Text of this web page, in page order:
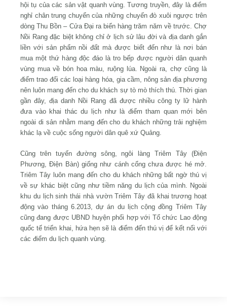
hội tụ của các sản vật quanh vùng. Tương truyền, đây là điểm
nghỉ chân trung chuyển của những chuyến đò xuôi ngược trên
dòng Thu Bồn – Cửa Đại ra biển hàng trăm năm về trước. Chợ
Nồi Rang đặc biệt không chỉ ở lịch sử lâu đời và địa danh gắn
liền với sản phẩm nồi đất mà được biết đến như là nơi bán
mua một thứ hàng độc đáo là tro bếp được người dân quanh
vùng mua về bón hoa màu, ruộng lúa. Ngoài ra, chợ cũng là
điểm trao đổi các loại hàng hóa, gia cầm, nông sản địa phương
nên luôn mang đến cho du khách sự tò mò thích thú. Thời gian
gần đây, địa danh Nồi Rang đã được nhiều công ty lữ hành
đưa vào khai thác du lịch như là điểm tham quan mới bên
ngoài di sản nhằm mang đến cho du khách những trải nghiệm
khác lạ về cuộc sống người dân quê xứ Quảng.
Cũng trên tuyến đường sông, ngôi làng Triêm Tây (Điện
Phương, Điện Bàn) giống như cánh cổng chưa được hé mở.
Triêm Tây luôn mang đến cho du khách những bất ngờ thú vị
về sự khác biệt cũng như tiềm năng du lịch của mình. Ngoài
khu du lịch sinh thái nhà vườn Triêm Tây đã khai trương hoạt
động vào tháng 6.2013, dự án du lịch cộng đồng Triêm Tây
cũng đang được UBND huyện phối hợp với Tổ chức Lao động
quốc tế triển khai, hứa hẹn sẽ là điểm đến thú vị để kết nối với
các điểm du lịch quanh vùng.